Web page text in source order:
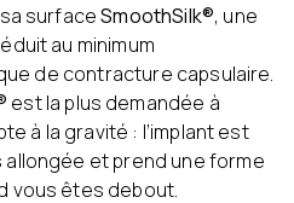
surfaceSmoothSilk®, une
au minimum
de contracture capsulaire.
est la plus demandée à
à la gravité : l’implant est
et prend une forme
vous êtes debout.